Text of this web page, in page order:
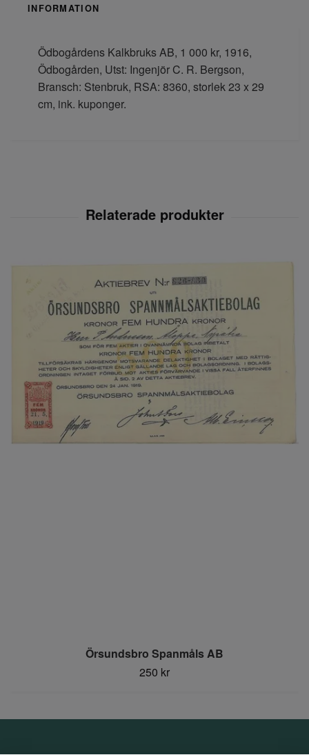
INFORMATION
Ödbogårdens Kalkbruks AB, 1 000 kr, 1916,
Ödbogården, Utst: Ingenjör C. R. Bergson,
Bransch: Stenbruk, RSA: 8360, storlek 23 x 29
cm, ink. kuponger.
Örsundsbro Spanmåls AB
250 kr